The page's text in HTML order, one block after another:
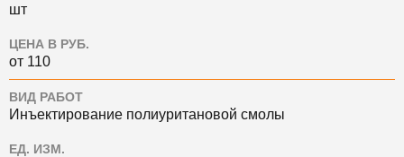
шт
ЦЕНА В РУБ.
от 110
ВИД РАБОТ
Инъектирование полиуритановой смолы
ЕД. ИЗМ.